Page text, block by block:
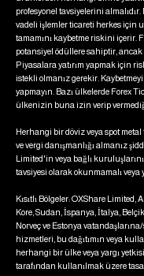
profesyonel tavsiyelerini
vadeli işlemler ticareti herkes için
tamamını kaybetme riskini
potansiyel ödüllere sahiptir,
Piyasalara yatırım yapmak için
istekli olmanız gerekir.
yapmayın. Bazı ülkelerde Forex
ülkenizin buna izin verip
Herhangi bir döviz veya spot metal
ve vergi danışmanlığı almanız
Limited'in veya bağlı
tavsiyesi olarak okunmamalı veya
Kısıtlı Bölgeler: OXShare
Kore, Sudan, İspanya, İtalya,
Norveç ve Estonya
hizmetleri, bu dağıtımın veya
herhangi bir ülke veya yargı
tarafından kullanılmak üzere